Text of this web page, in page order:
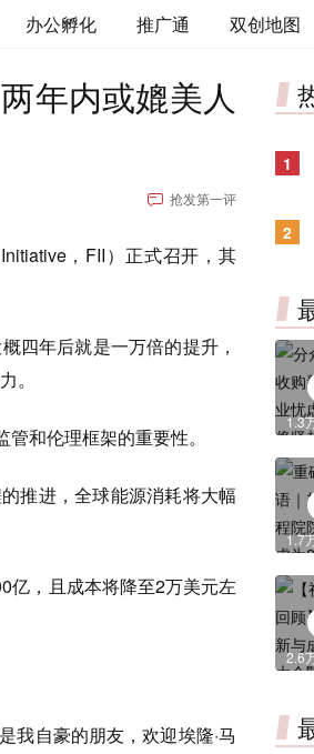
办公孵化 推广通 双创地图
年内或媲美人
抢发第一评
，FII）正式召开，其
四年后就是一万倍的提升，
。
和伦理框架的重要性。
推进，全球能源消耗将大幅
亿，且成本将降至2万美元左
我自豪的朋友，欢迎埃隆·马
1
2
1.3
1.7
2.6